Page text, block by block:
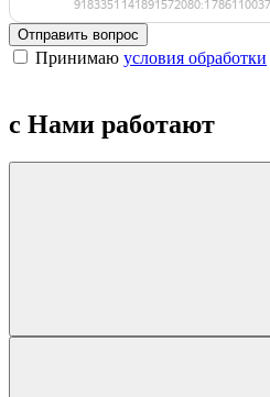
Отправить вопрос
Принимаю условия обработки
с Нами работают